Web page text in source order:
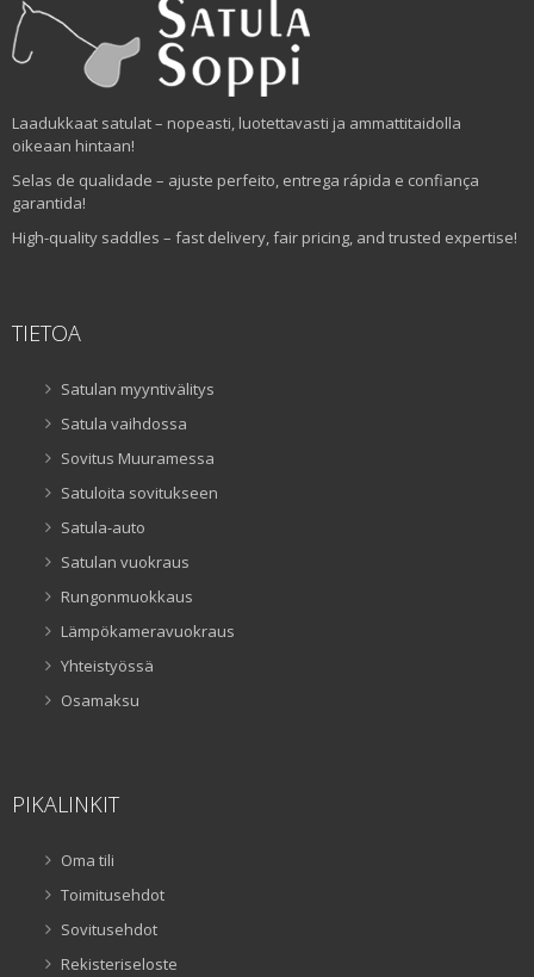
Laadukkaat satulat – nopeasti, luotettavasti ja ammattitaidolla
oikeaan hintaan!
Selas de qualidade – ajuste perfeito, entrega rápida e confiança
garantida!
High-quality saddles – fast delivery, fair pricing, and trusted expertise!
TIETOA
Satulan myyntivälitys
Satula vaihdossa
Sovitus Muuramessa
Satuloita sovitukseen
Satula-auto
Satulan vuokraus
Rungonmuokkaus
Lämpökameravuokraus
Yhteistyössä
Osamaksu
PIKALINKIT
Oma tili
Toimitusehdot
Sovitusehdot
Rekisteriseloste